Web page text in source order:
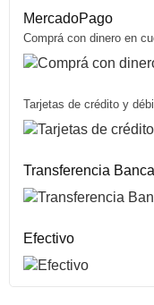
MercadoPago
Comprá con dinero en
Tarjetas de crédito y
Transferencia
Efectivo